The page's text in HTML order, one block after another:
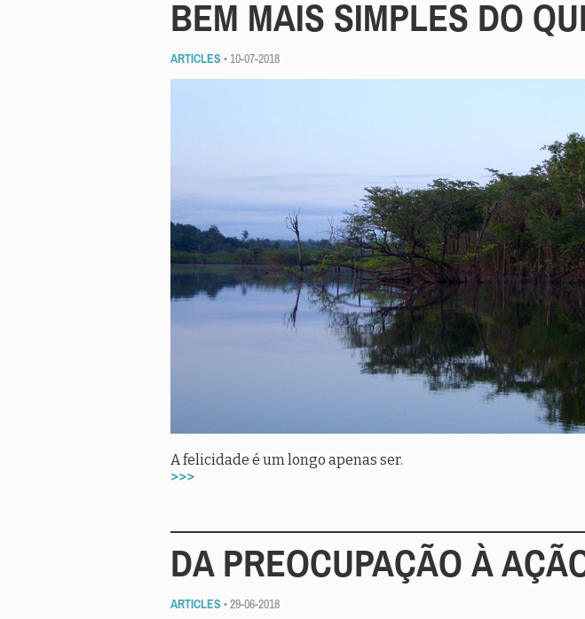
BEM MAIS SIMPLES DO
ARTICLES • 10-07-2018
A felicidade é um longo apenas ser.
>>>
DA PREOCUPAÇÃO À
ARTICLES • 29-06-2018